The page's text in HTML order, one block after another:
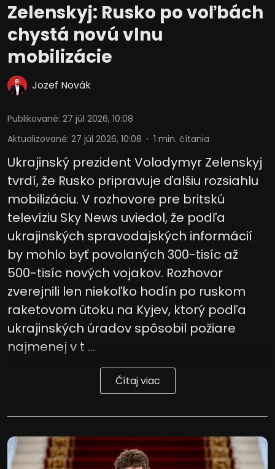
Zelenskyj: Rusko po voľbách
chystá novú vlnu
mobilizácie
Jozef Novák
Publikované: 27 júl 2026, 10:08
Aktualizované: 27 júl 2026, 10:08 1 min. čítania
Ukrajinský prezident Volodymyr Zelenskyj
tvrdí, že Rusko pripravuje ďalšiu rozsiahlu
mobilizáciu. V rozhovore pre britskú
televíziu Sky News uviedol, že podľa
ukrajinských spravodajských informácií
by mohlo byť povolaných 300-tisíc až
500-tisíc nových vojakov. Rozhovor
zverejnili len niekoľko hodín po ruskom
raketovom útoku na Kyjev, ktorý podľa
ukrajinských úradov spôsobil požiare
najmenej v t ...
Čítaj viac